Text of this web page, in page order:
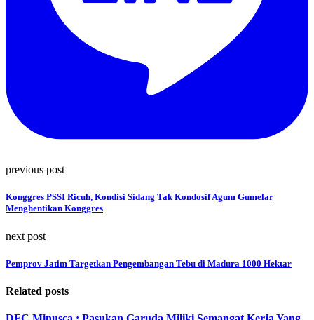
previous post
Konggres PSSI Ricuh, Kondisi Sidang Tak Kondosif Agum Gumelar
Menghentikan Konggres
next post
Pemprov Jatim Targetkan Pengembangan Tebu di Madura 1000 Hektar
Related posts